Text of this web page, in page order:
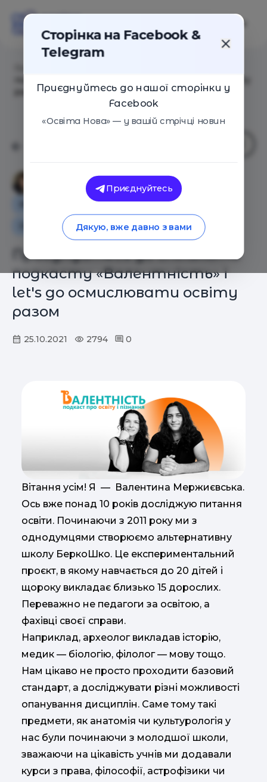
разом
Валентина Мержиєвська
Освіта в Україні
Оглядові статті
Приєднуйтесь до спільноти
подкасту «Валентність» і
let's go осмислювати освіту
разом
25.10.2021 2794 0
Вітання усім! Я — Валентина Мержиєвська.
Ось вже понад 10 років досліджую питання
освіти. Починаючи з 2011 року ми з
однодумцями створюємо альтернативну
школу БеркоШко. Це експериментальний
проєкт, в якому навчається до 20 дітей і
щороку викладає близько 15 дорослих.
Переважно не педагоги за освітою, а
фахівці своєї справи.
Наприклад, археолог викладав історію,
медик — біологію, філолог — мову тощо.
Нам цікаво не просто проходити базовий
стандарт, а досліджувати різні можливості
опанування дисциплін. Саме тому такі
предмети, як анатомія чи культурологія у
нас були починаючи з молодшої школи,
зважаючи на цікавість учнів ми додавали
курси з права, філософії, астрофізики чи
Сторінка на Facebook &
Telegram
Приєднуйтесь до нашої сторінки у
Facebook
«Освіта Нова» — у вашій стрічці новин
Приєднуйтесь
Дякую, вже давно з вами